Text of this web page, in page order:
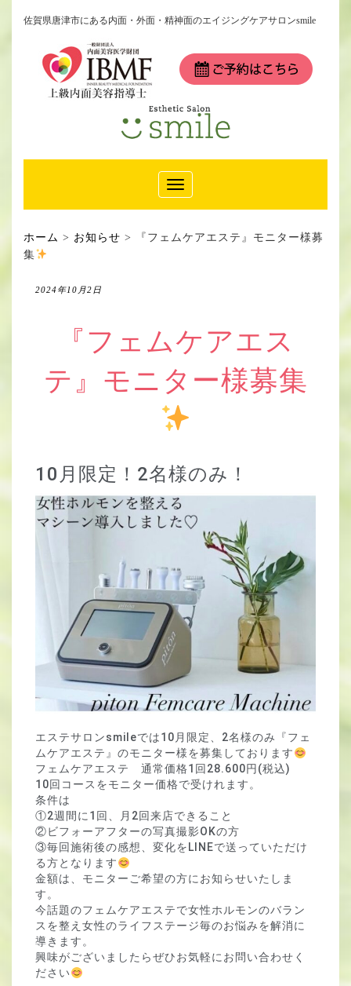
佐賀県唐津市にある内面・外面・精神面のエイジングケアサロンsmile
Toggle
Navigation
ホーム > お知らせ >
『フェムケアエステ』モニター様募
集
2024年10月2日
『フェムケアエス
テ』モニター様募集
10月限定！2名様のみ！
エステサロンsmileでは10月限定、2名様のみ『フェ
ムケアエステ』のモニター様を募集しております
フェムケアエステ　通常価格1回28.600円(税込)
10回コースをモニター価格で受けれます。
条件は
①2週間に1回、月2回来店できること
②ビフォーアフターの写真撮影OKの方
③毎回施術後の感想、変化をLINEで送っていただけ
る方となります
金額は、モニターご希望の方にお知らせいたしま
す。
今話題のフェムケアエステで女性ホルモンのバラン
スを整え女性のライフステージ毎のお悩みを解消に
導きます。
興味がございましたらぜひお気軽にお問い合わせく
ださい